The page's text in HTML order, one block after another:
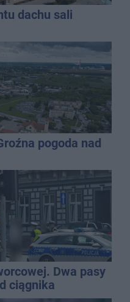
dachu sali
pogoda nad
Dwa pasy
ciągnika